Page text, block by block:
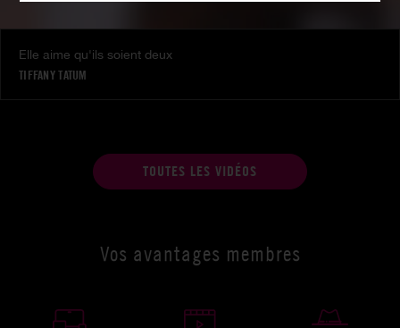
Elle aime qu'ils soient deux
TIFFANY TATUM
TOUTES LES VIDÉOS
Vos avantages membres